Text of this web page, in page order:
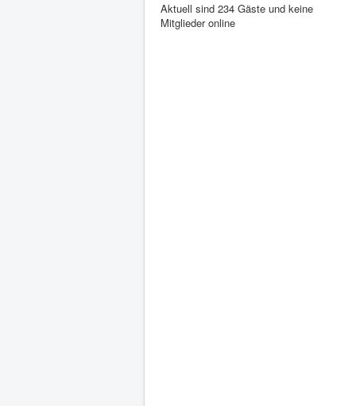
Aktuell sind 234 Gäste und keine
Mitglieder online